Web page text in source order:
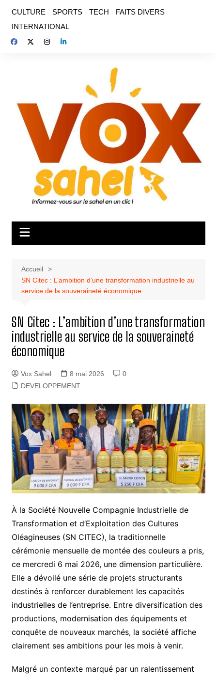
contenu
CULTURE SPORTS TECH
FAITS DIVERS
INTERNATIONAL
Accueil
SN Citec : L’ambition d’une transformation industrielle au
service de la souveraineté économique
SN Citec : L’ambition d’une transformation
industrielle au service de la souveraineté
économique
Vox Sahel 8 mai 2026
0
DEVELOPPEMENT
À la Société Nouvelle Compagnie Industrielle de
Transformation et d’Exploitation des Cultures
Oléagineuses (SN CITEC), la traditionnelle
cérémonie mensuelle de montée des couleurs a pris,
ce mercredi 6 mai 2026, une dimension particulière.
Elle a dévoilé une série de projets structurants
destinés à renforcer durablement les capacités
industrielles de l’entreprise. Entre diversification des
productions, modernisation des équipements et
conquête de nouveaux marchés, la société affiche
clairement ses ambitions pour les mois à venir.
Malgré un contexte marqué par un ralentissement